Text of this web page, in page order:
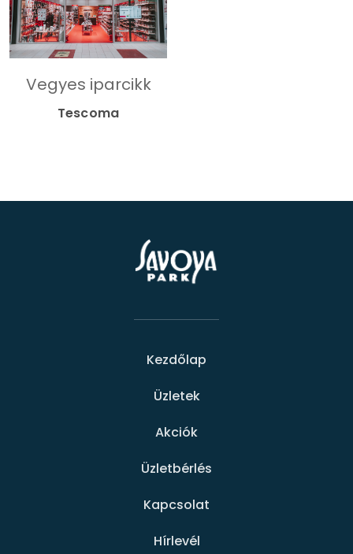
Vegyes iparcikk
Tescoma
Kezdőlap
Üzletek
Akciók
Üzletbérlés
Kapcsolat
Hírlevél